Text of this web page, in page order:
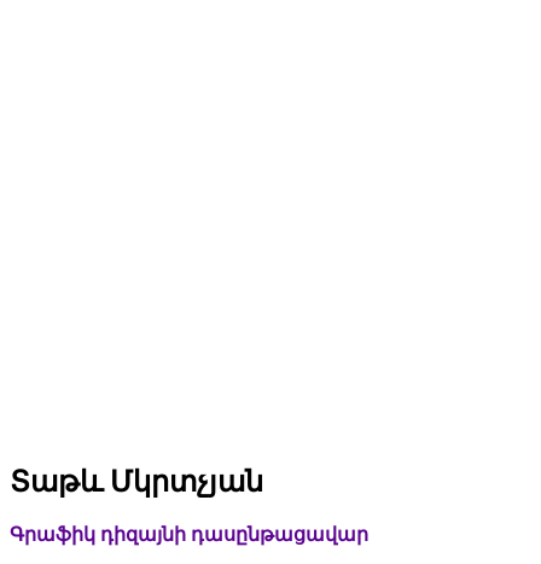
Տաթև Մկրտչյան
Գրաֆիկ դիզայնի դասընթացավար